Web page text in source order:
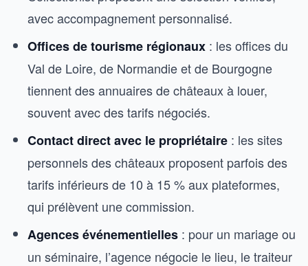
avec accompagnement personnalisé.
Offices de tourisme régionaux : les offices du
Val de Loire, de Normandie et de Bourgogne
tiennent des annuaires de châteaux à louer,
souvent avec des tarifs négociés.
Contact direct avec le propriétaire : les sites
personnels des châteaux proposent parfois des
tarifs inférieurs de 10 à 15 % aux plateformes,
qui prélèvent une commission.
Agences événementielles : pour un mariage ou
un séminaire, l’agence négocie le lieu, le traiteur